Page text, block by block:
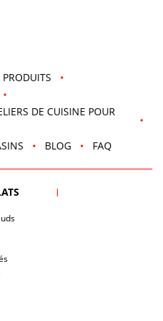
DE CUISINE POUR
BLOG FAQ